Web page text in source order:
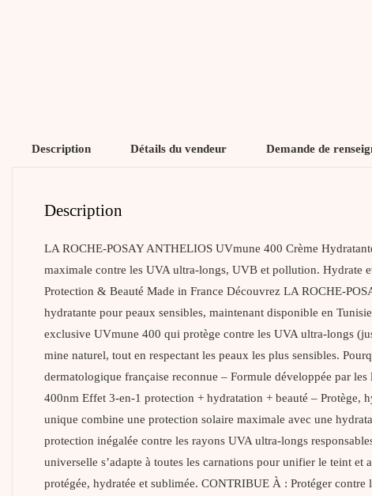
Description Détails du vendeur Demande de
Description
LA ROCHE-POSAY ANTHELIOS UVmune 400 Crème
maximale contre les UVA ultra-longs, UVB et pollution. Hydrate
Protection & Beauté Made in France Découvrez LA ROCHE-
hydratante pour peaux sensibles, maintenant disponible en
exclusive UVmune 400 qui protège contre les UVA ultra-longs
mine naturel, tout en respectant les peaux les plus sensibles.
dermatologique française reconnue – Formule développée par
400nm Effet 3-en-1 protection + hydratation + beauté – Protège,
unique combine une protection solaire maximale avec une
protection inégalée contre les rayons UVA ultra-longs
universelle s’adapte à toutes les carnations pour unifier le teint
protégée, hydratée et sublimée. CONTRIBUE À : Protéger